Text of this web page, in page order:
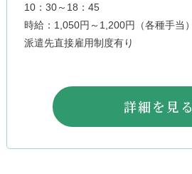
10：30～18：45
時給：1,050円～1,200円（各種手当）
派遣先直接雇用制度有り
詳細を見る